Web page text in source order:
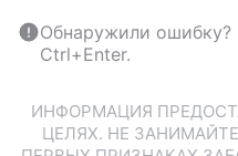
Обнаружили
Ctrl+Enter.
ИНФОРМАЦИЯ
ЦЕЛЯХ. НЕ